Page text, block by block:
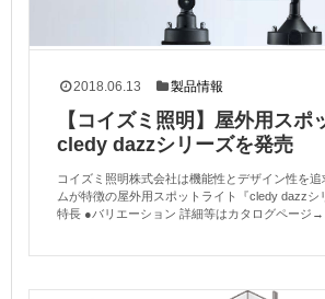
2018.06.13 製品情報
【コイズミ照明】屋外用ス
cledy dazzシリーズを発売
コイズミ照明株式会社は機能性とデザイン性を
ムが特徴の屋外用スポットライト『cledy dazzシ
特長 ●バリエーション 詳細等はカタログページ→